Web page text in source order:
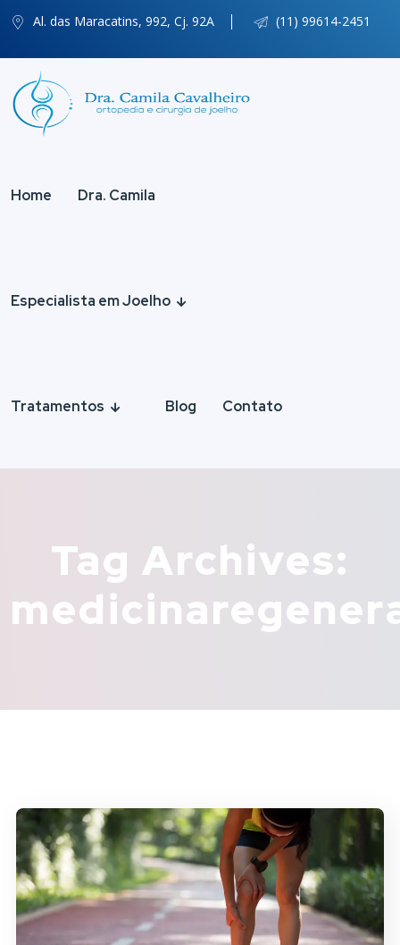
Al. das Maracatins, 992, Cj. 92A (11) 99614-2451
Home Dra. Camila
Especialista em Joelho
Tratamentos Blog Contato
Tag Archives: